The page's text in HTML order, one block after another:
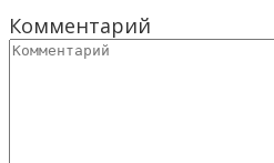
Комментарий